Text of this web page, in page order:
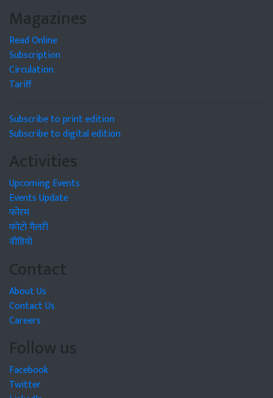
Magazines
Read Online
Subscription
Circulation
Tariff
Subscribe to print edition
Subscribe to digital edition
Activities
Upcoming Events
Events Update
फोरम
फोटो गैलरी
वीडियो
Contact
About Us
Contact Us
Careers
Follow us
Facebook
Twitter